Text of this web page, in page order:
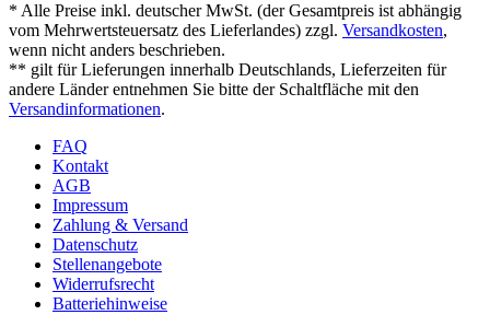
* Alle Preise inkl. deutscher MwSt. (der Gesamtpreis ist abhängig
vom Mehrwertsteuersatz des Lieferlandes) zzgl. Versandkosten,
wenn nicht anders beschrieben.
** gilt für Lieferungen innerhalb Deutschlands, Lieferzeiten für
andere Länder entnehmen Sie bitte der Schaltfläche mit den
Versandinformationen.
FAQ
Kontakt
AGB
Impressum
Zahlung & Versand
Datenschutz
Stellenangebote
Widerrufsrecht
Batteriehinweise